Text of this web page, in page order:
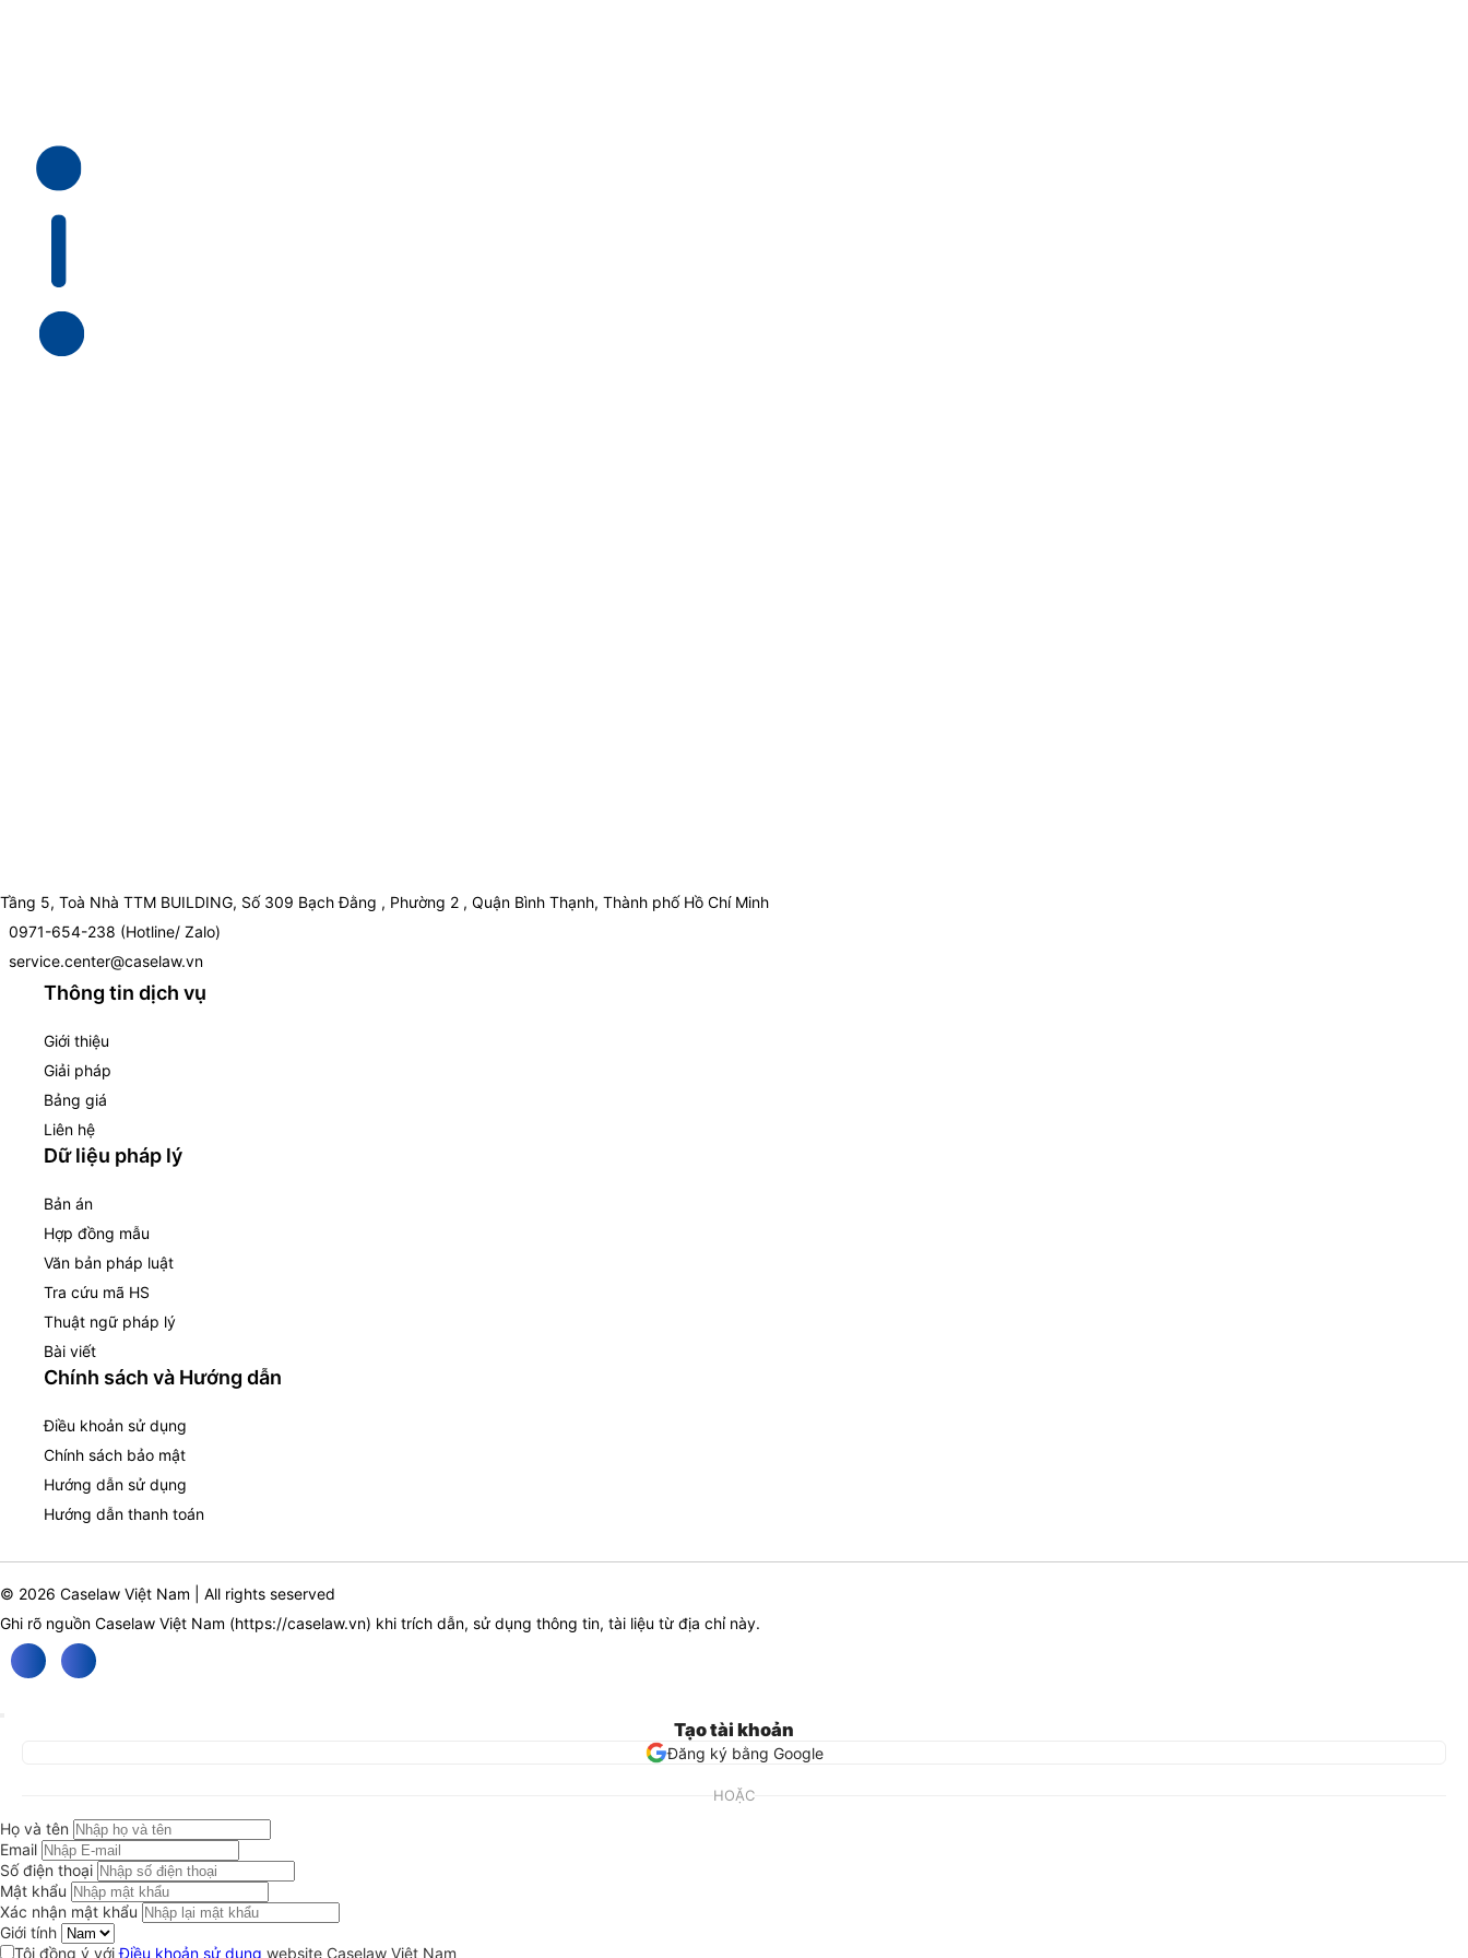
Tầng 5, Toà Nhà TTM BUILDING, Số 309 Bạch Đằng , Phường 2 , Quận Bình Thạnh, Thành phố Hồ Chí Minh
0971-654-238 (Hotline/ Zalo)
service.center@caselaw.vn
Thông tin dịch vụ
Giới thiệu
Giải pháp
Bảng giá
Liên hệ
Dữ liệu pháp lý
Bản án
Hợp đồng mẫu
Văn bản pháp luật
Tra cứu mã HS
Thuật ngữ pháp lý
Bài viết
Chính sách và Hướng dẫn
Điều khoản sử dụng
Chính sách bảo mật
Hướng dẫn sử dụng
Hướng dẫn thanh toán
© 2026 Caselaw Việt Nam | All rights seserved
Ghi rõ nguồn Caselaw Việt Nam (https://caselaw.vn) khi trích dẫn, sử dụng thông tin, tài liệu từ địa chỉ này.
Tạo tài khoản
Đăng ký bằng Google
HOẶC
Họ và tên
Email
Số điện thoại
Mật khẩu
Xác nhận mật khẩu
Giới tính
Tôi đồng ý vớiĐiều khoản sử dụng website Caselaw Việt Nam